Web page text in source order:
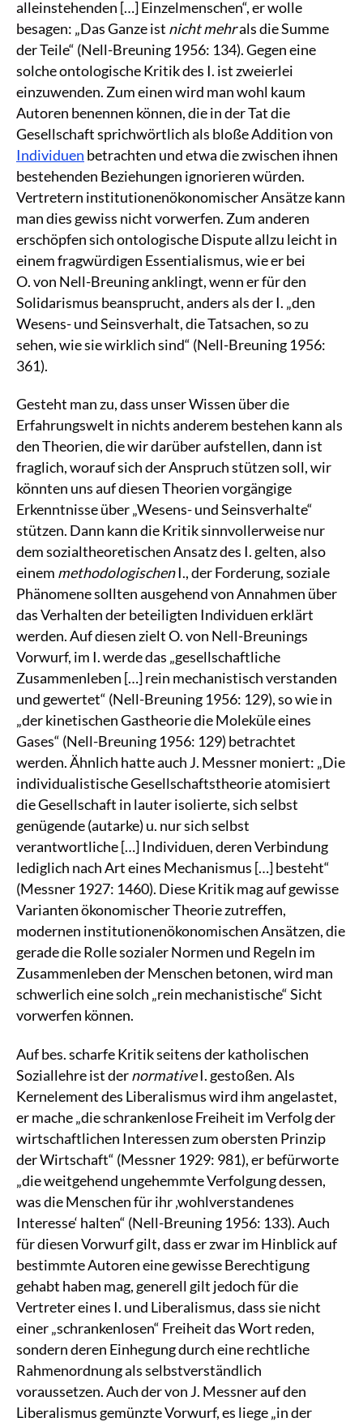
alleinstehenden […] Einzelmenschen“, er wolle
besagen: „Das Ganze ist nicht mehrals die Summe
der Teile“ (Nell-Breuning 1956: 134). Gegen eine
solche ontologische Kritik des I. ist zweierlei
einzuwenden. Zum einen wird man wohl kaum
Autoren benennen können, die in der Tat die
Gesellschaft sprichwörtlich als bloße Addition von
Individuen betrachten und etwa die zwischen ihnen
bestehenden Beziehungen ignorieren würden.
Vertretern institutionenökonomischer Ansätze kann
man dies gewiss nicht vorwerfen. Zum anderen
erschöpfen sich ontologische Dispute allzu leicht in
einem fragwürdigen Essentialismus, wie er bei
O. von Nell-Breuning anklingt, wenn er für den
Solidarismus beansprucht, anders als der I. „den
Wesens- und Seinsverhalt, die Tatsachen, so zu
sehen, wie sie wirklich sind“ (Nell-Breuning 1956:
361).
Gesteht man zu, dass unser Wissen über die
Erfahrungswelt in nichts anderem bestehen kann als
den Theorien, die wir darüber aufstellen, dann ist
fraglich, worauf sich der Anspruch stützen soll, wir
könnten uns auf diesen Theorien vorgängige
Erkenntnisse über „Wesens- und Seinsverhalte“
stützen. Dann kann die Kritik sinnvollerweise nur
dem sozialtheoretischen Ansatz des I. gelten, also
einem methodologischenI., der Forderung, soziale
Phänomene sollten ausgehend von Annahmen über
das Verhalten der beteiligten Individuen erklärt
werden. Auf diesen zielt O. von Nell-Breunings
Vorwurf, im I. werde das „gesellschaftliche
Zusammenleben […] rein mechanistisch verstanden
und gewertet“ (Nell-Breuning 1956: 129), so wie in
„der kinetischen Gastheorie die Moleküle eines
Gases“ (Nell-Breuning 1956: 129) betrachtet
werden. Ähnlich hatte auch J. Messner moniert: „Die
individualistische Gesellschaftstheorie atomisiert
die Gesellschaft in lauter isolierte, sich selbst
genügende (autarke) u. nur sich selbst
verantwortliche […] Individuen, deren Verbindung
lediglich nach Art eines Mechanismus […] besteht“
(Messner 1927: 1460). Diese Kritik mag auf gewisse
Varianten ökonomischer Theorie zutreffen,
modernen institutionenökonomischen Ansätzen, die
gerade die Rolle sozialer Normen und Regeln im
Zusammenleben der Menschen betonen, wird man
schwerlich eine solch „rein mechanistische“ Sicht
vorwerfen können.
Auf bes. scharfe Kritik seitens der katholischen
Soziallehre ist dernormativeI. gestoßen. Als
Kernelement des Liberalismus wird ihm angelastet,
er mache „die schrankenlose Freiheit im Verfolg der
wirtschaftlichen Interessen zum obersten Prinzip
der Wirtschaft“ (Messner 1929: 981), er befürworte
„die weitgehend ungehemmte Verfolgung dessen,
was die Menschen für ihr ‚wohlverstandenes
Interesse‘ halten“ (Nell-Breuning 1956: 133). Auch
für diesen Vorwurf gilt, dass er zwar im Hinblick auf
bestimmte Autoren eine gewisse Berechtigung
gehabt haben mag, generell gilt jedoch für die
Vertreter eines I. und Liberalismus, dass sie nicht
einer „schrankenlosen“ Freiheit das Wort reden,
sondern deren Einhegung durch eine rechtliche
Rahmenordnung als selbstverständlich
voraussetzen. Auch der von J. Messner auf den
Liberalismus gemünzte Vorwurf, es liege „in der